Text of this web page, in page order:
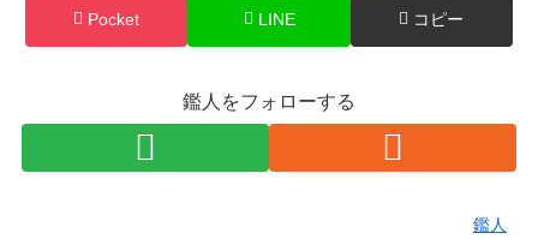
Pocket LINE コピー
鑑人をフォローする
鑑人